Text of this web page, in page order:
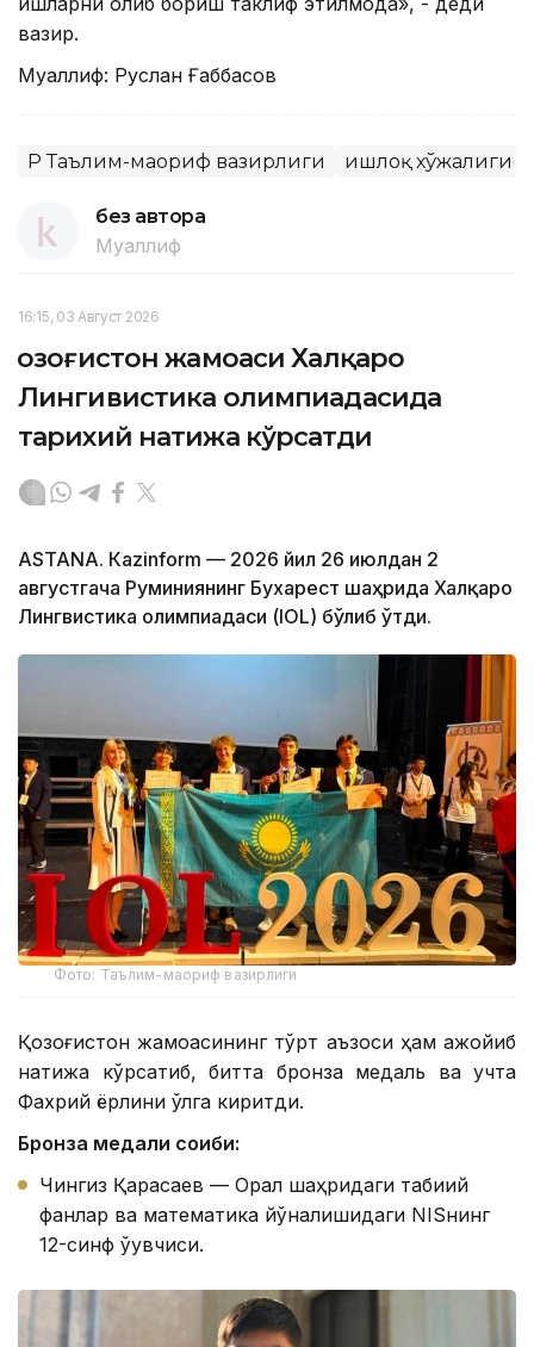
вазир.
Муаллиф: Руслан Ғаббасов
ҚР Таълим-маориф вазирлиги Қишлоқ хўжалиги
без автора
Муаллиф
16:15, 03 Август 2026
Қозоғистон жамоаси Халқаро
Лингивистика олимпиадасида
тарихий натижа кўрсатди
ASTANА. Кazinform — 2026 йил 26 июлдан 2
августгача Руминиянинг Бухарест шаҳрида Халқаро
Лингвистика олимпиадаси (IOL) бўлиб ўтди.
Фото: Таълим-маориф вазирлиги
Қозоғистон жамоасининг тўрт аъзоси ҳам ажойиб
натижа кўрсатиб, битта бронза медаль ва учта
Фахрий ёрлиқни қўлга киритди.
Бронза медали соҳиби:
Чингиз Қарасаев — Орал шаҳридаги табиий
фанлар ва математика йўналишидаги NISнинг
12-синф ўқувчиси.